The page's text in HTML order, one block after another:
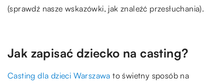
(sprawdź nasze wskazówki, jak znaleźć przesłuchania).
Jak zapisać dziecko na casting?
Casting dla dzieci Warszawa to świetny sposób na